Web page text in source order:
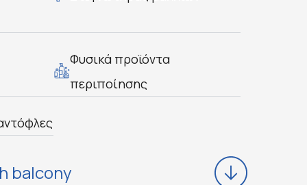
Φυσικά προϊόντα
περιποίησης
balcony